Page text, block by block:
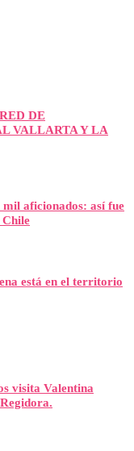
DE
VALLARTA Y LA
aficionados: así fue
Chile
está en el territorio
visita Valentina